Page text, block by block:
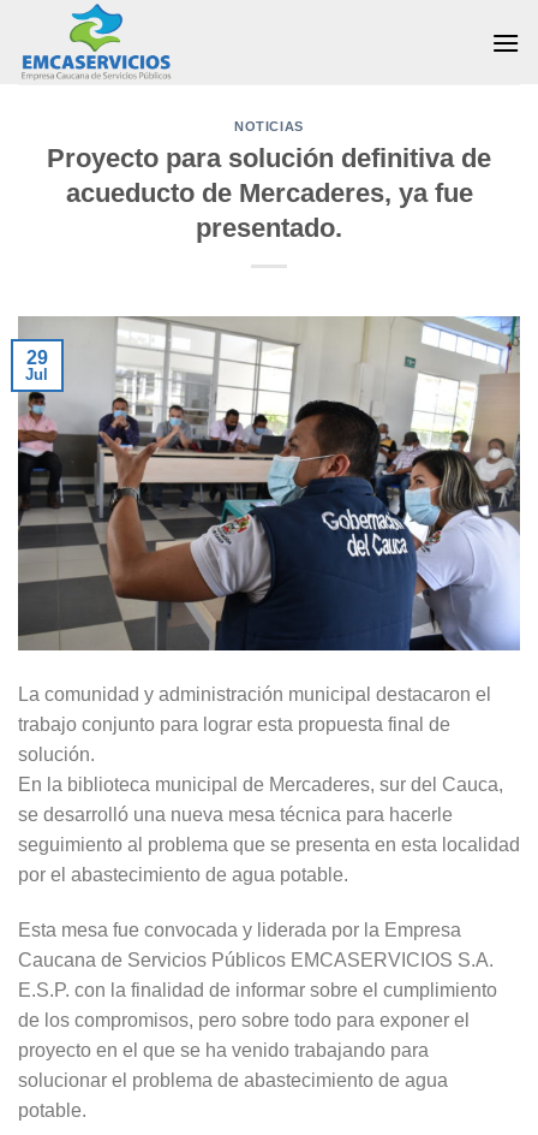
content
NOTICIAS
Proyecto para solución definitiva de
acueducto de Mercaderes, ya fue
presentado.
29
Jul
La comunidad y administración municipal destacaron el
trabajo conjunto para lograr esta propuesta final de
solución.
En la biblioteca municipal de Mercaderes, sur del Cauca,
se desarrolló una nueva mesa técnica para hacerle
seguimiento al problema que se presenta en esta localidad
por el abastecimiento de agua potable.
Esta mesa fue convocada y liderada por la Empresa
Caucana de Servicios Públicos EMCASERVICIOS S.A.
E.S.P. con la finalidad de informar sobre el cumplimiento
de los compromisos, pero sobre todo para exponer el
proyecto en el que se ha venido trabajando para
solucionar el problema de abastecimiento de agua
potable.